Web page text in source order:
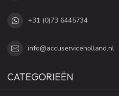
+31 (0)73 6445734
info@accuserviceholland.nl
CATEGORIEËN